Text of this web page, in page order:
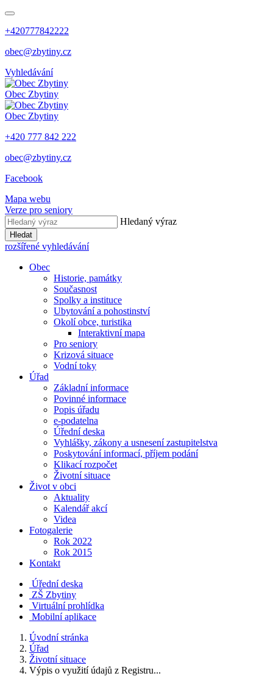
+420777842222
obec@zbytiny.cz
Vyhledávání
Obec Zbytiny
Obec Zbytiny
+420 777 842 222
obec@zbytiny.cz
Facebook
Mapa webu
Verze pro seniory
Hledaný výraz
Hledat
rozšířené vyhledávání
Obec
Historie, památky
Současnost
Spolky a instituce
Ubytování a pohostinství
Okolí obce, turistika
Interaktivní mapa
Pro seniory
Krizová situace
Vodní toky
Úřad
Základní informace
Povinné informace
Popis úřadu
e-podatelna
Úřední deska
Vyhlášky, zákony a usnesení zastupitelstva
Poskytování informací, příjem podání
Klikací rozpočet
Životní situace
Život v obci
Aktuality
Kalendář akcí
Videa
Fotogalerie
Rok 2022
Rok 2015
Kontakt
Úřední deska
ZŠ Zbytiny
Virtuální prohlídka
Mobilní aplikace
Úvodní stránka
Úřad
Životní situace
Výpis o využití údajů z Registru...